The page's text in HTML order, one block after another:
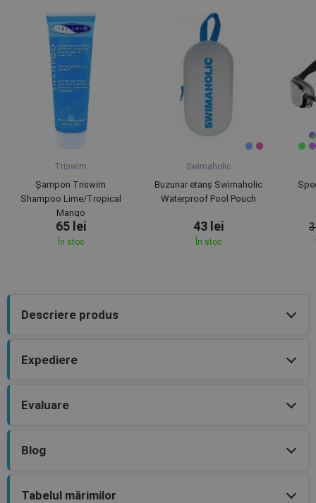
Triswim
Șampon Triswim
Shampoo Lime/Tropical
Mango
65 lei
În stoc
Swimaholic
Buzunar etanș Swimaholic
Waterproof Pool Pouch
43 lei
În stoc
Descriere produs
Expediere
Evaluare
Blog
Tabelul mărimilor